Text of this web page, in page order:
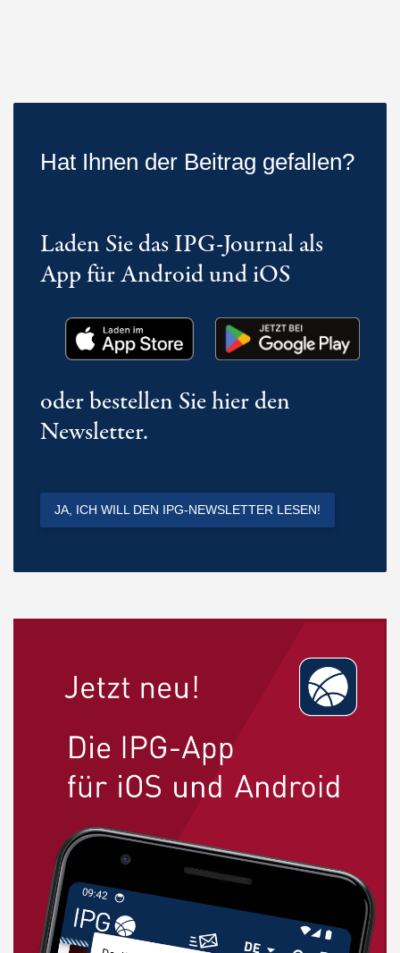
Hat Ihnen der Beitrag gefallen?
Laden Sie das IPG-Journal als
App für Android und iOS
oder bestellen Sie hier den
Newsletter.
JA, ICH WILL DEN IPG-NEWSLETTER LESEN!